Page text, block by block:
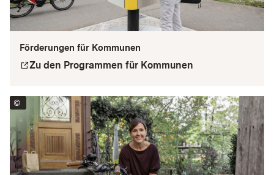
Förderungen für Kommunen
square_arrow_toprightZu den Programmen für Kommunen
© 2023 Ministerium für Verkehr Baden-Württemberg CC BY-SA